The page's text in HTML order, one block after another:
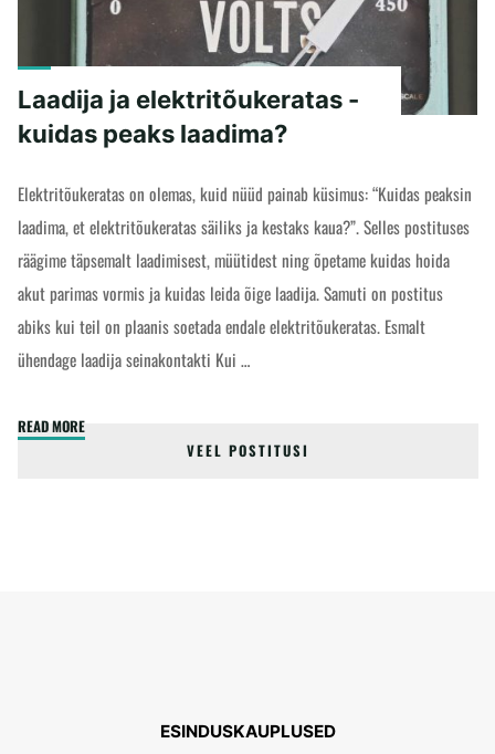
oleks
turvaline?"
Laadija ja elektritõukeratas -
kuidas peaks laadima?
Elektritõukeratas on olemas, kuid nüüd painab küsimus: “Kuidas peaksin
laadima, et elektritõukeratas säiliks ja kestaks kaua?”. Selles postituses
räägime täpsemalt laadimisest, müütidest ning õpetame kuidas hoida
akut parimas vormis ja kuidas leida õige laadija. Samuti on postitus
abiks kui teil on plaanis soetada endale elektritõukeratas. Esmalt
ühendage laadija seinakontakti Kui …
READ MORE"Laadija
VEEL POSTITUSI
ESINDUSKAUPLUSED